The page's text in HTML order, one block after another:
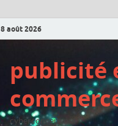
8 août 2026
publicité
cyberconcept.net